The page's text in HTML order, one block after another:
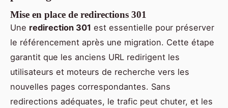
Mise en place de redirections 301
Une redirection 301 est essentielle pour préserver
le référencement après une migration. Cette étape
garantit que les anciens URL redirigent les
utilisateurs et moteurs de recherche vers les
nouvelles pages correspondantes. Sans
redirections adéquates, le trafic peut chuter, et les